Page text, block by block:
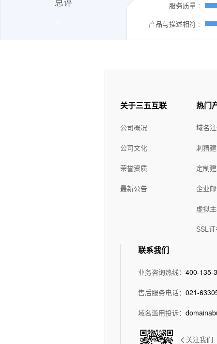
服务质量 :
产品与描述相符 :
关于三五互联
公司概况
公司文化
荣誉资质
最新公告
热门
域名
刺猬
定制
企业
虚拟
SSL
联系我们
业务咨询热线： 400-135-
售后服务电话： 021-
域名滥用投诉：
关注我们